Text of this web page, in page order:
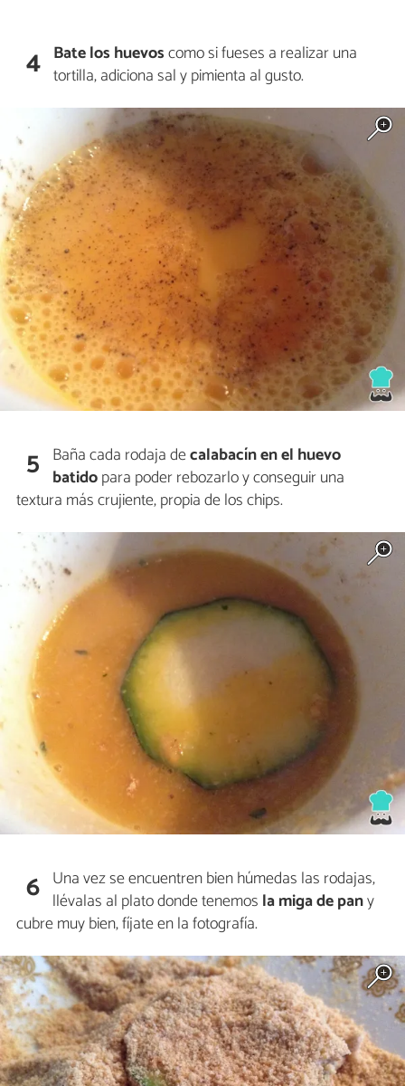
4 Bate los huevoscomo si fueses a realizar una
tortilla, adiciona sal y pimienta al gusto.
5 Baña cada rodaja decalabacín en el huevo
batidopara poder rebozarlo y conseguir una
textura más crujiente, propia de los chips.
6 Una vez se encuentren bien húmedas las rodajas,
llévalas al plato donde tenemos lamiga de pany
cubre muy bien, fíjate en la fotografía.